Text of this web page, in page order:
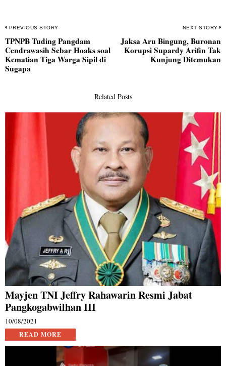
Navigasi
pos
PREVIOUS STORY
Previous
post:
TPNPB Tuding Pangdam
Cendrawasih Sebar Hoaks soal
Kematian Tiga Warga Sipil di
Sugapa
NEXT STORY
Jaksa Aru Bingung, Buronan
Korupsi Supardy Arifin Tak
Kunjung Ditemukan
Related Posts
Mayjen TNI Jeffry Rahawarin Resmi Jabat
Pangkogabwilhan III
10/08/2021
READ MORE